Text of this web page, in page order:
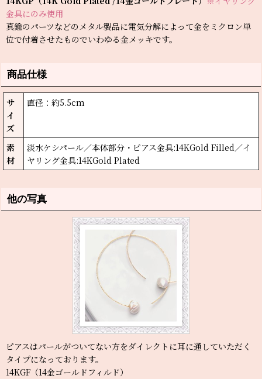
金具にのみ使用
真鍮のパーツなどのメタル製品に電気分解によって金をミクロン単
位で付着させたものでいわゆる金メッキです。
商品仕様
サ
イ
ズ
直径：約5.5cm
素
材
淡水ケシパール／本体部分・ピアス金具:14KGold Filled／イ
ヤリング金具:14KGold Plated
他の写真
ピアスはパールがついてない方をダイレクトに耳に通していただく
タイプになっております。
14KGF（14金ゴールドフィルド）